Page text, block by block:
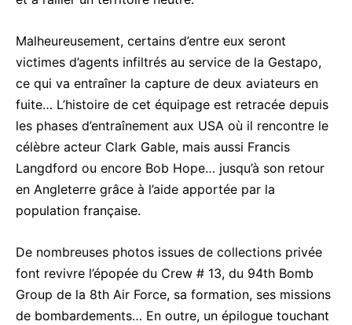
Malheureusement, certains d’entre eux seront
victimes d’agents infiltrés au service de la Gestapo,
ce qui va entraîner la capture de deux aviateurs en
fuite… L’histoire de cet équipage est retracée depuis
les phases d’entraînement aux USA où il rencontre le
célèbre acteur Clark Gable, mais aussi Francis
Langdford ou encore Bob Hope… jusqu’à son retour
en Angleterre grâce à l’aide apportée par la
population française.
De nombreuses photos issues de collections privée
font revivre l’épopée du Crew # 13, du 94th Bomb
Group de la 8th Air Force, sa formation, ses missions
de bombardements… En outre, un épilogue touchant